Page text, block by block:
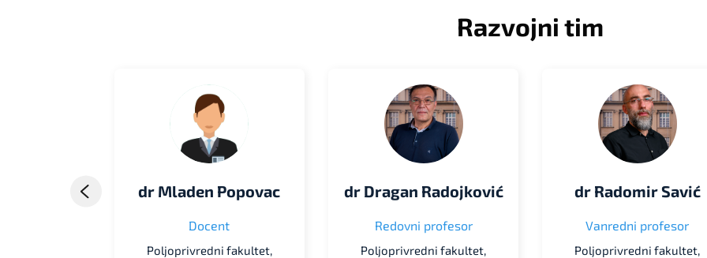
Razvojni tim
dr Mladen Popovac
Docent
Poljoprivredni fakultet,
dr Dragan Radojković
Redovni profesor
Poljoprivredni fakultet,
dr Radomir Savić
Vanredni profesor
Poljoprivredni fakultet,